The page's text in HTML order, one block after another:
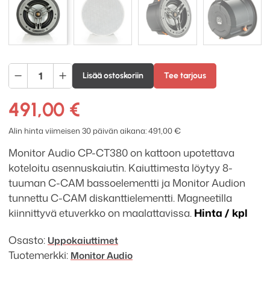
Monitor
Audio
CP-
CT380
koteloitu
uppokaiutin
määrä
Lisää ostoskoriin Tee tarjous
491,00 €
Alin hinta viimeisen 30 päivän aikana:491,00€
Monitor Audio CP-CT380 on kattoon upotettava
koteloitu asennuskaiutin. Kaiuttimesta löytyy 8-
tuuman C-CAM bassoelementti ja Monitor Audion
tunnettu C-CAM diskanttielementti. Magneetilla
kiinnittyvä etuverkko on maalattavissa. Hinta / kpl
Osasto: Uppokaiuttimet
Tuotemerkki: Monitor Audio